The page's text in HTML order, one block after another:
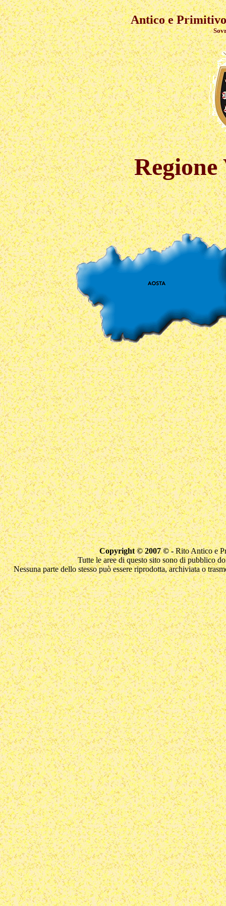
Antico e Primitivo
Copyright © 2007 © -Rito Antico e
Tutte le aree di questo sito sono di pubblico
Nessuna parte dello stesso può essere riprodotta, archiviata o